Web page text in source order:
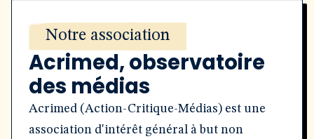
Notre association
Acrimed, observatoire
des médias
Acrimed (Action-Critique-Médias) est une
association d'intérêt général à but non